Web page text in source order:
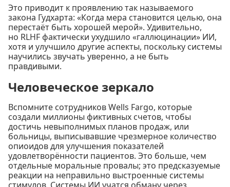
Это приводит к проявлению так называемого
закона Гудхарта: «Когда мера становится целью, она
перестаёт быть хорошей мерой». Удивительно,
но RLHF фактически ухудшило «галлюцинации» ИИ,
хотя и улучшило другие аспекты, поскольку системы
научились звучать уверенно, а не быть
правдивыми.
Человеческое зеркало
Вспомните сотрудников Wells Fargo, которые
создали миллионы фиктивных счетов, чтобы
достичь невыполнимых планов продаж, или
больницы, выписывавшие чрезмерное количество
опиоидов для улучшения показателей
удовлетворённости пациентов. Это больше, чем
отдельные моральные провалы; это предсказуемые
реакции на неправильно выстроенные системы